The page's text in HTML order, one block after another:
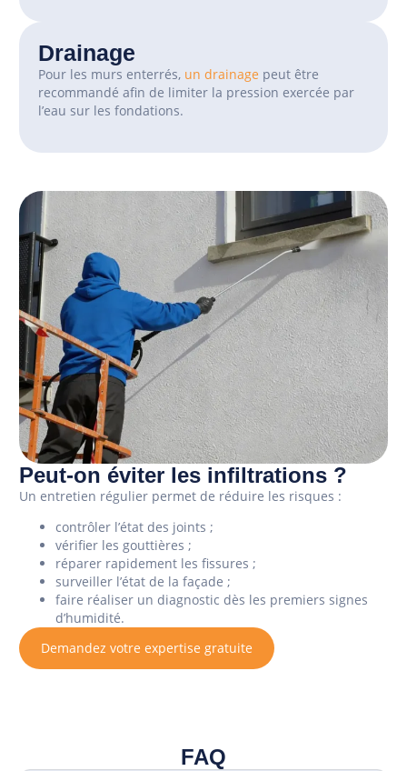
Drainage
Pour les murs enterrés, un drainage peut être
recommandé afin de limiter la pression exercée par
l’eau sur les fondations.
Peut-on éviter les infiltrations ?
Un entretien régulier permet de réduire les risques :
contrôler l’état des joints ;
vérifier les gouttières ;
réparer rapidement les fissures ;
surveiller l’état de la façade ;
faire réaliser un diagnostic dès les premiers signes
d’humidité.
Demandez votre expertise gratuite
FAQ